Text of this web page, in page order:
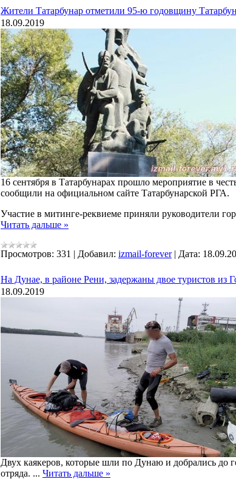
Жители Татарбунар отметили 95-ю годовщину
18.09.2019
16 сентября в Татарбунарах прошло мероприятие в
сообщили на официальном сайте Татарбунарской РГА.
Участие в митинге-реквиеме приняли руководители
Читать дальше »
Просмотров: 331 | Добавил: izmail-forever | Дата:
На Дунае, в районе Рени, задержаны двое туристов из
18.09.2019
Двух каякеров, которые шли по Дунаю и добрались до
отряда. ... Читать дальше »